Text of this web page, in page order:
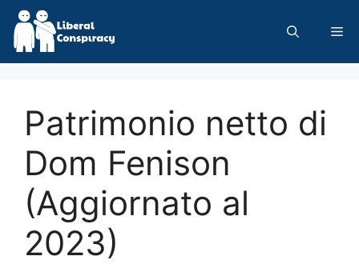
Skip
content
Patrimonio netto di
Dom Fenison
(Aggiornato al
2023)